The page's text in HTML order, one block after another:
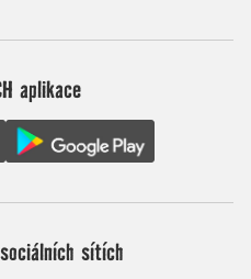
aplikace
sociálních sítích